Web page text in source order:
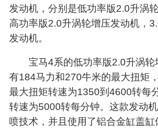
发动机，分别是低功率版2.0升涡
高功率版2.0升涡轮增压发动机，
发动机。
宝马4系的低功率版2.0升涡轮
有184马力和270牛米的最大扭矩
最大扭矩转速为1350到4600转每
转速为5000转每分钟。这款发动
喷技术，并且使用了铝合金缸盖缸